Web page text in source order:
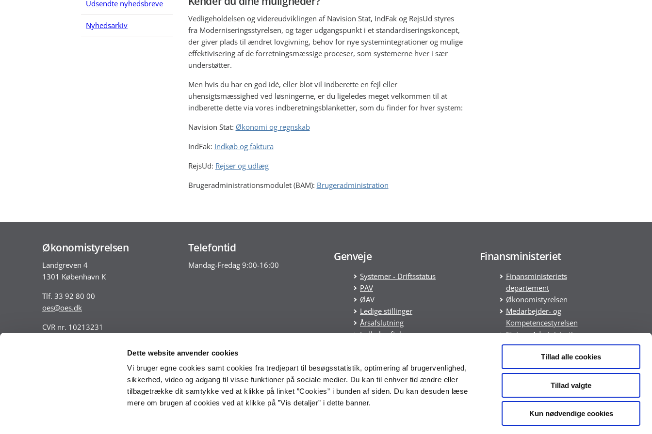
Dette website anvender cookies
Vi bruger egne cookies samt cookies fra tredjepart til besøgsstatistik, optimering af brugervenlighed,
sikkerhed, video og adgang til visse funktioner på sociale medier. Du kan til enhver tid ændre eller
tilbagetrække dit samtykke ved at klikke på linket ”Cookies” i bunden af siden. Du kan desuden læse
mere om brugen af cookies ved at klikke på ”Vis detaljer” i dette banner.
Tillad alle cookies
Tillad valgte
Kun nødvendige cookies
Udsendte nyhedsbreve
Nyhedsarkiv
Vedligeholdelsen og videreudviklingen af Navision Stat, IndFak og RejsUd styres
fra Moderniseringsstyrelsen, og tager udgangspunkt i et standardiseringskoncept,
der giver plads til ændret lovgivning, behov for nye systemintegrationer og mulige
effektivisering af de forretningsmæssige proceser, som systemerne hver i sær
understøtter.
Men hvis du har en god idé, eller blot vil indberette en fejl eller
uhensigtsmæssighed ved løsningerne, er du ligeledes meget velkommen til at
indberette dette via vores indberetningsblanketter, som du finder for hver system:
Navision Stat: Økonomi og regnskab
IndFak: Indkøb og faktura
RejsUd: Rejser og udlæg
Brugeradministrationsmodulet (BAM): Brugeradministration
Økonomistyrelsen
Landgreven 4
1301 København K
Tlf. 33 92 80 00
oes@oes.dk
CVR nr. 10213231
Telefontid
Mandag-Fredag 9:00-16:00
Genveje
Systemer - Driftsstatus
PAV
ØAV
Ledige stillinger
Årsafslutning
Indkøbsaftaler
Tilgængelighedserklæring
Økonomistyrelsens
whistleblowerordning
Finansministeriet
Finansministeriets
departement
Økonomistyrelsen
Medarbejder- og
Kompetencestyrelsen
Statens Administration
Statens It